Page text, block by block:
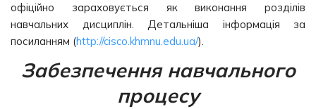
офіційно зараховується як виконання розділів
навчальних дисциплін. Детальніша інформація за
посиланням (http://cisco.khmnu.edu.ua/).
Забезпечення навчального
процесу